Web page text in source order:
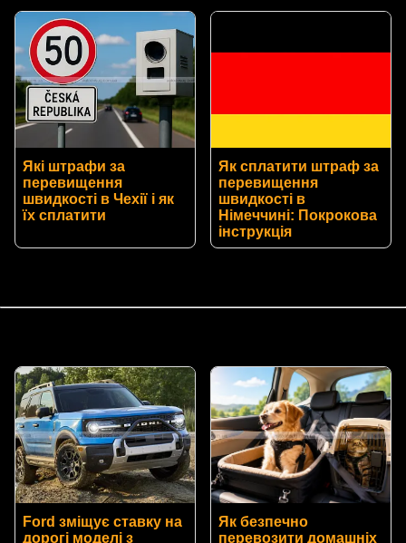
Які штрафи за
перевищення
швидкості в Чехії і як
їх сплатити
Як сплатити штраф за
перевищення
швидкості в
Німеччині: Покрокова
інструкція
Ford зміщує ставку на
дорогі моделі з
Як безпечно
перевозити домашніх